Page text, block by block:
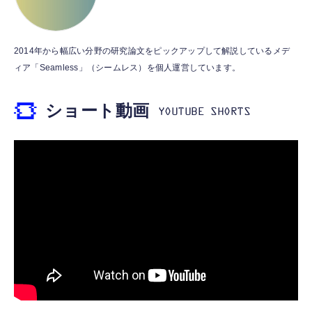
【HIFI音質】iphone イヤホンジャック ライ
トニング イヤホン 変換 MFI認証 4極 内蔵
￥999
￥53,900
霊界コミュニケーションロボット BAKETAN
WARASHI ばけたん ワラシ 桃 MOMO
ジングベース付き ロペット 充電ベース付き
2014年から幅広い分野の研究論文をピックアップして解説しているメデ
ィア「Seamless」（シームレス）を個人運営しています。
ショート動画